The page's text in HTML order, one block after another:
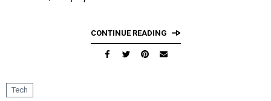
CONTINUE READING
Tech